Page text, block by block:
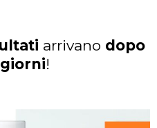
arrivano dopo
!